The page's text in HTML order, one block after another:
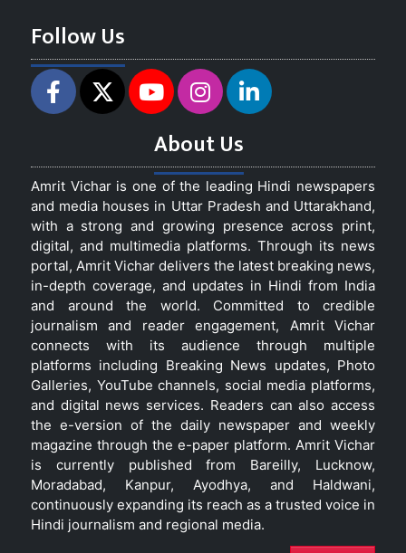
Follow Us
About Us
Amrit Vichar is one of the leading Hindi newspapers
and media houses in Uttar Pradesh and Uttarakhand,
with a strong and growing presence across print,
digital, and multimedia platforms. Through its news
portal, Amrit Vichar delivers the latest breaking news,
in-depth coverage, and updates in Hindi from India
and around the world. Committed to credible
journalism and reader engagement, Amrit Vichar
connects with its audience through multiple
platforms including Breaking News updates, Photo
Galleries, YouTube channels, social media platforms,
and digital news services. Readers can also access
the e-version of the daily newspaper and weekly
magazine through the e-paper platform. Amrit Vichar
is currently published from Bareilly, Lucknow,
Moradabad, Kanpur, Ayodhya, and Haldwani,
continuously expanding its reach as a trusted voice in
Hindi journalism and regional media.